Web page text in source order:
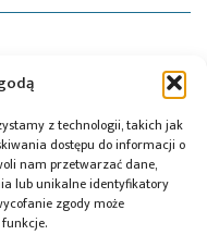
z technologii, takich jak
dostępu do informacji o
nam przetwarzać dane,
lub unikalne identyfikatory
zgody może